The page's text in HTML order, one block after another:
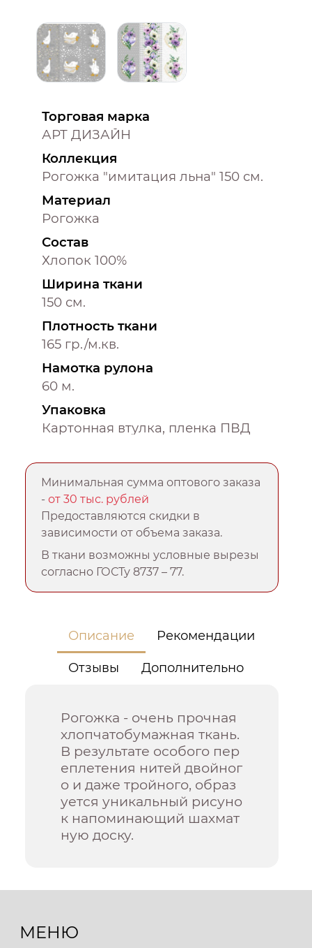
Торговая марка
АРТ ДИЗАЙН
Коллекция
Рогожка "имитация льна" 150 см.
Материал
Рогожка
Состав
Хлопок 100%
Ширина ткани
150 см.
Плотность ткани
165 гр./м.кв.
Намотка рулона
60 м.
Упаковка
Картонная втулка, пленка ПВД
Минимальная сумма оптового заказа
-от 30 тыс. рублей
Предоставляются скидки в
зависимости от объема заказа.
В ткани возможны условные вырезы
согласно ГОСТу 8737 – 77.
Описание Рекомендации
Отзывы Дополнительно
Рогожка - очень прочная
хлопчатобумажная ткань.
В результате особого пер
еплетения нитей двойног
о и даже тройного, образ
уется уникальный рисуно
к напоминающий шахмат
ную доску.
МЕНЮ